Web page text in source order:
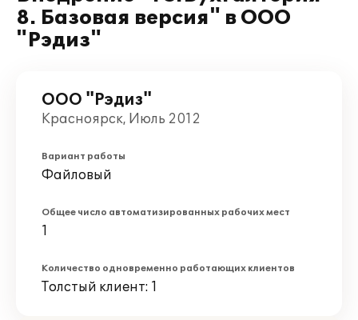
8. Базовая версия" в ООО
"Рэдиз"
ООО "Рэдиз"
Красноярск, Июль 2012
Вариант работы
Файловый
Общее число автоматизированных рабочих мест
1
Количество одновременно работающих клиентов
Толстый клиент: 1